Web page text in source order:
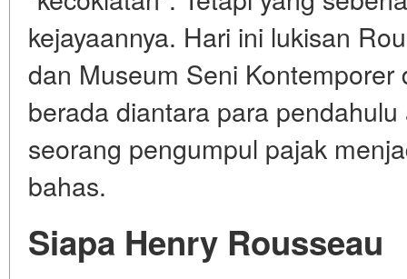
kejayaannya. Hari ini lukisan
dan Museum Seni
berada diantara para
seorang pengumpul pajak
bahas.
Siapa Henry Rousseau